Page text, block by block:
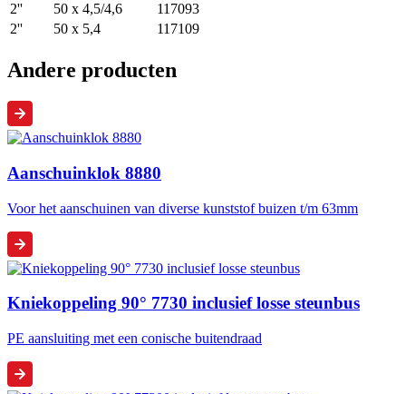
2''
50 x 4,5/4,6
117093
2''
50 x 5,4 117109
Andere producten
Aanschuinklok 8880
Voor het aanschuinen van diverse kunststof buizen t/m 63mm
Kniekoppeling 90° 7730 inclusief losse steunbus
PE aansluiting met een conische buitendraad